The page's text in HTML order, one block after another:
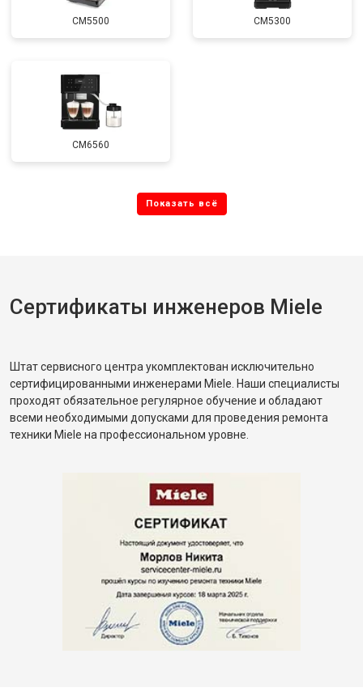
CM5500 CM5300
CM6560
Сертификаты инженеров Miele
Штат сервисного центра укомплектован исключительно
сертифицированными инженерами Miele. Наши специалисты
проходят обязательное регулярное обучение и обладают
всеми необходимыми допусками для проведения ремонта
техники Miele на профессиональном уровне.